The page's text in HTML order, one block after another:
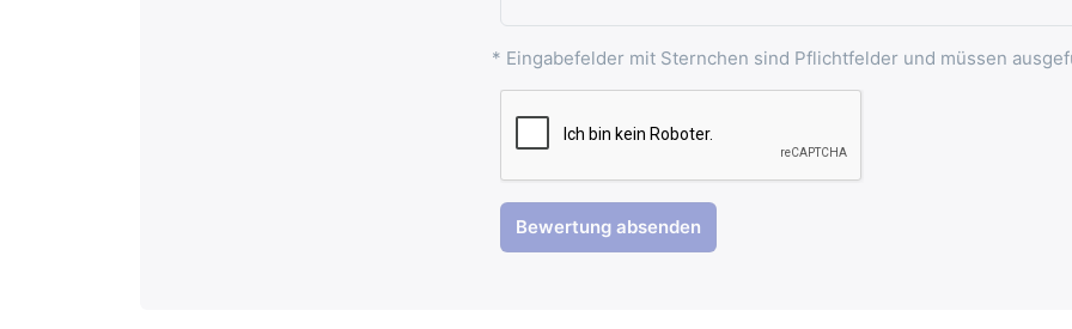
* Eingabefelder mit Sternchen sind Pflichtfelder und müssen
Bewertung absenden